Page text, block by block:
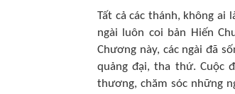
Tất cả các thánh, không ai
ngài luôn coi bản Hiến
Chương này, các ngài đã
quảng đại, tha thứ. Cuộc
thương, chăm sóc những